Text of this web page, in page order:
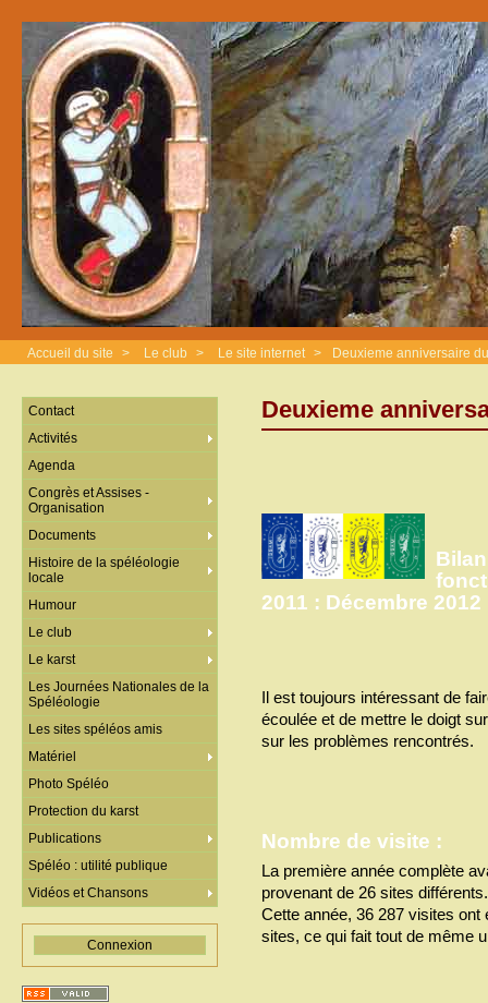
Accueil du site > Le club > Le site internet > Deuxieme anniversaire
Deuxieme
2011 : Décembre 2012
Il est toujours intéressant de
écoulée et de mettre le doigt
sur les problèmes rencontrés.
Nombre de visite :
La première année complète
provenant de 26 sites différents.
Cette année, 36 287 visites
sites, ce qui fait tout de même
Contact
Activités
Agenda
Congrès et Assises -
Organisation
Documents
Histoire de la spéléologie
locale
Humour
Le club
Le karst
Les Journées Nationales de la
Spéléologie
Les sites spéléos amis
Matériel
Photo Spéléo
Protection du karst
Publications
Spéléo : utilité publique
Vidéos et Chansons
Connexion